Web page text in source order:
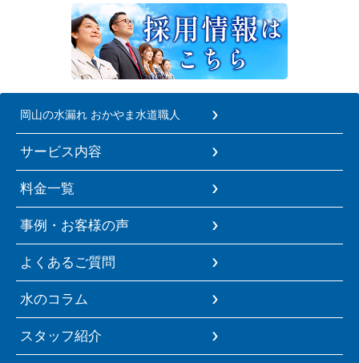
岡山の水漏れ おかやま水道職人
サービス内容
料金一覧
事例・お客様の声
よくあるご質問
水のコラム
スタッフ紹介